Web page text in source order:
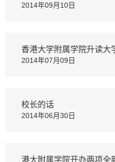
2014年09月10日
香港大学附属学院升读大
2014年07月09日
校长的话
2014年06月30日
港大附属学院开办两项全